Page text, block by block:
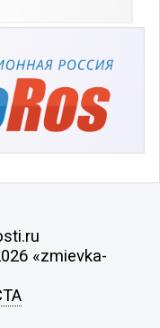
«zmievka-